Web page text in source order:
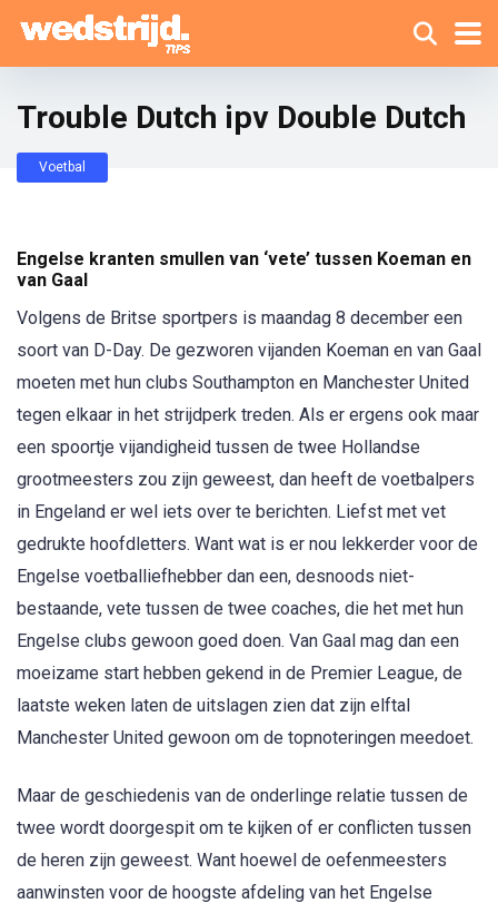
Trouble Dutch ipv Double Dutch
Voetbal
Engelse kranten smullen van ‘vete’ tussen Koeman en
van Gaal
Volgens de Britse sportpers is maandag 8 december een
soort van D-Day. De gezworen vijanden Koeman en van Gaal
moeten met hun clubs Southampton en Manchester United
tegen elkaar in het strijdperk treden. Als er ergens ook maar
een spoortje vijandigheid tussen de twee Hollandse
grootmeesters zou zijn geweest, dan heeft de voetbalpers
in Engeland er wel iets over te berichten. Liefst met vet
gedrukte hoofdletters. Want wat is er nou lekkerder voor de
Engelse voetballiefhebber dan een, desnoods niet-
bestaande, vete tussen de twee coaches, die het met hun
Engelse clubs gewoon goed doen. Van Gaal mag dan een
moeizame start hebben gekend in de Premier League, de
laatste weken laten de uitslagen zien dat zijn elftal
Manchester United gewoon om de topnoteringen meedoet.
Maar de geschiedenis van de onderlinge relatie tussen de
twee wordt doorgespit om te kijken of er conflicten tussen
de heren zijn geweest. Want hoewel de oefenmeesters
aanwinsten voor de hoogste afdeling van het Engelse